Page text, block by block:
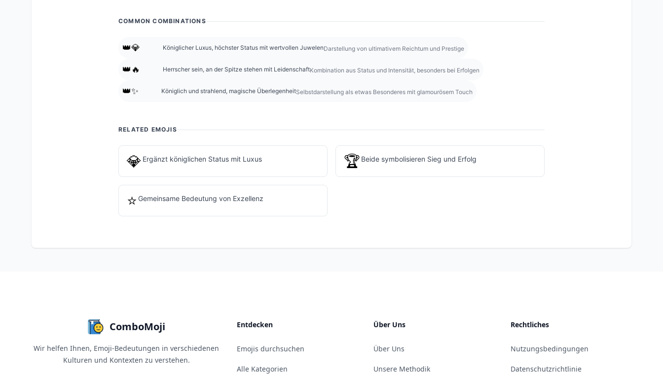
COMMON COMBINATIONS
👑💎 Königlicher Luxus, höchster Status mit wertvollen JuwelenDarstellung von ultimativem Reichtum und Prestige
👑🔥 Herrscher sein, an der Spitze stehen mit LeidenschaftKombination aus Status und Intensität, besonders bei Erfolgen
👑✨ Königlich und strahlend, magische ÜberlegenheitSelbstdarstellung als etwas Besonderes mit glamourösem Touch
RELATED EMOJIS
💎 Ergänzt königlichen Status mit Luxus 🏆 Beide symbolisieren Sieg und Erfolg
⭐ Gemeinsame Bedeutung von Exzellenz
ComboMoji
Wir helfen Ihnen, Emoji-Bedeutungen in verschiedenen
Kulturen und Kontexten zu verstehen.
Entdecken
Emojis durchsuchen
Alle Kategorien
Über Uns
Über Uns
Unsere Methodik
Rechtliches
Nutzungsbedingungen
Datenschutzrichtlinie